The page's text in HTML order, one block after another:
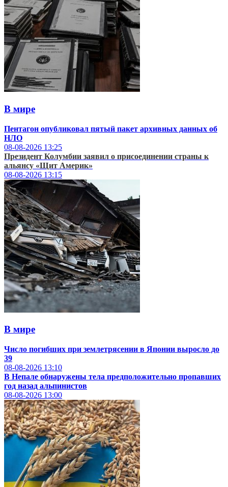
В мире
Пентагон опубликовал пятый пакет архивных данных об
НЛО
08-08-2026 13:25
Президент Колумбии заявил о присоединении страны к
альянсу «Щит Америк»
08-08-2026 13:15
В мире
Число погибших при землетрясении в Японии выросло до
39
08-08-2026 13:10
В Непале обнаружены тела предположительно пропавших
год назад альпинистов
08-08-2026 13:00